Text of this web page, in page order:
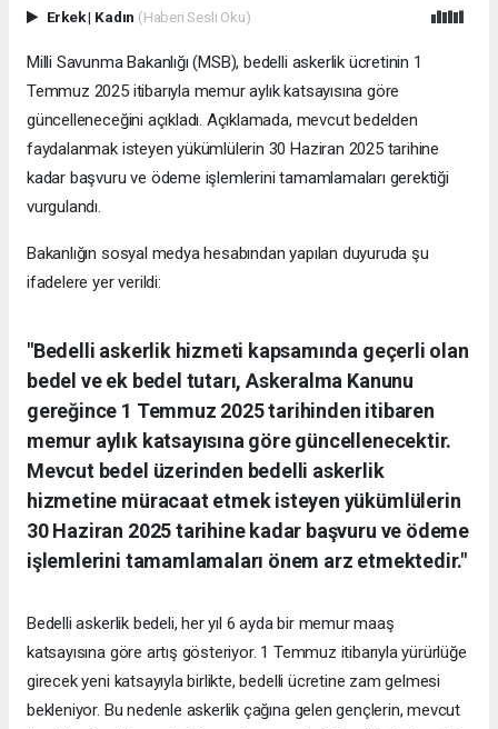
Erkek| Kadın (Haberi Sesli Oku)
Milli Savunma Bakanlığı (MSB), bedelli askerlik ücretinin 1
Temmuz 2025 itibarıyla memur aylık katsayısına göre
güncelleneceğini açıkladı. Açıklamada, mevcut bedelden
faydalanmak isteyen yükümlülerin 30 Haziran 2025 tarihine
kadar başvuru ve ödeme işlemlerini tamamlamaları gerektiği
vurgulandı.
Bakanlığın sosyal medya hesabından yapılan duyuruda şu
ifadelere yer verildi:
"Bedelli askerlik hizmeti kapsamında geçerli olan
bedel ve ek bedel tutarı, Askeralma Kanunu
gereğince 1 Temmuz 2025 tarihinden itibaren
memur aylık katsayısına göre güncellenecektir.
Mevcut bedel üzerinden bedelli askerlik
hizmetine müracaat etmek isteyen yükümlülerin
30 Haziran 2025 tarihine kadar başvuru ve ödeme
işlemlerini tamamlamaları önem arz etmektedir."
Bedelli askerlik bedeli, her yıl 6 ayda bir memur maaş
katsayısına göre artış gösteriyor. 1 Temmuz itibarıyla yürürlüğe
girecek yeni katsayıyla birlikte, bedelli ücretine zam gelmesi
bekleniyor. Bu nedenle askerlik çağına gelen gençlerin, mevcut